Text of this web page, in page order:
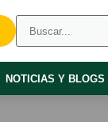
NOTICIAS Y BLOGS